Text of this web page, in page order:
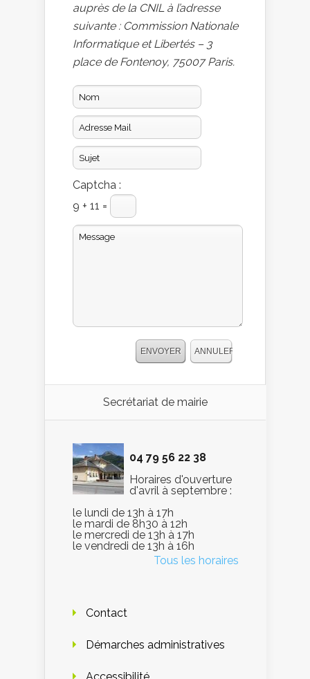
auprès de la CNIL à l’adresse
suivante : Commission Nationale
Informatique et Libertés – 3
place de Fontenoy, 75007 Paris.
Captcha :
9 + 11 =
Secrétariat de mairie
04 79 56 22 38
Horaires d'ouverture
d'avril à septembre :
le lundi de 13h à 17h
le mardi de 8h30 à 12h
le mercredi de 13h à 17h
le vendredi de 13h à 16h
Tous les horaires
Contact
Démarches administratives
Accessibilité